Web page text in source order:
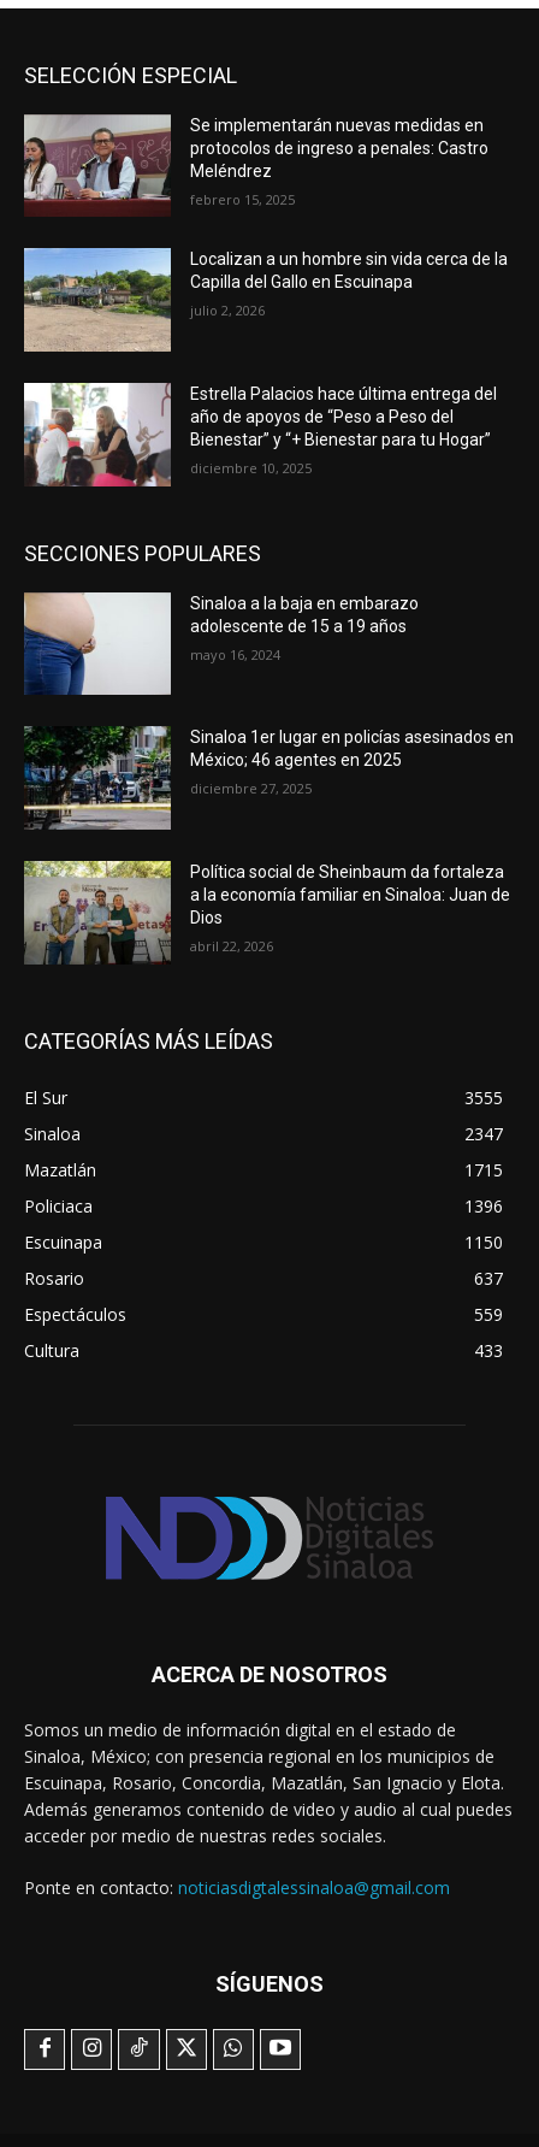
SELECCIÓN ESPECIAL
Se implementarán nuevas medidas en
protocolos de ingreso a penales: Castro
Meléndrez
febrero 15, 2025
Localizan a un hombre sin vida cerca de la
Capilla del Gallo en Escuinapa
julio 2, 2026
Estrella Palacios hace última entrega del
año de apoyos de “Peso a Peso del
Bienestar” y “+ Bienestar para tu Hogar”
diciembre 10, 2025
SECCIONES POPULARES
Sinaloa a la baja en embarazo
adolescente de 15 a 19 años
mayo 16, 2024
Sinaloa 1er lugar en policías asesinados en
México; 46 agentes en 2025
diciembre 27, 2025
Política social de Sheinbaum da fortaleza
a la economía familiar en Sinaloa: Juan de
Dios
abril 22, 2026
CATEGORÍAS MÁS LEÍDAS
El Sur
3555
Sinaloa
2347
Mazatlán
1715
Policiaca
1396
Escuinapa
1150
Rosario
637
Espectáculos
559
Cultura
433
ACERCA DE NOSOTROS
Somos un medio de información digital en el estado de
Sinaloa, México; con presencia regional en los municipios de
Escuinapa, Rosario, Concordia, Mazatlán, San Ignacio y Elota.
Además generamos contenido de video y audio al cual puedes
acceder por medio de nuestras redes sociales.
Ponte en contacto: noticiasdigtalessinaloa@gmail.com
SÍGUENOS